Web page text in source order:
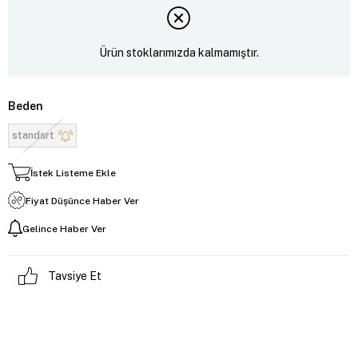
Ürün stoklarımızda kalmamıştır.
Beden
standart
İstek Listeme Ekle
Fiyat Düşünce Haber Ver
Gelince Haber Ver
Tavsiye Et